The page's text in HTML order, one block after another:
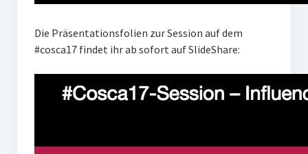
Die Präsentationsfolien zur Session auf dem
#cosca17 findet ihr ab sofort auf SlideShare: